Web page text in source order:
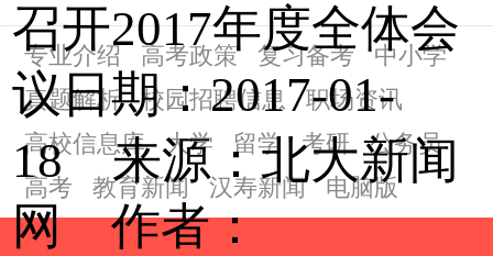
召开2017年度全体会
议日期：2017-01-
18 来源：北大新闻
网 作者：
专业介绍 高考政策 复习备考
中小学
真题解析
校园招聘信息
职场资讯
高校信息库
大学 留学 考研
公务员
高考
教育新闻 汉寿新闻 电脑版